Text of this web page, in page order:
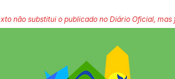
não substitui o publicado no Diário Oficial,